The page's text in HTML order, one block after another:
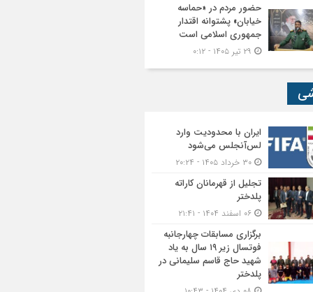
حضور مردم در «حماسه
خیابان» پشتوانه اقتدار
جمهوری اسلامی است
ایران با محدودیت وارد
لس‌آنجلس می‌شود
تجلیل از قهرمانان کاراته
پلدختر
برگزاری مسابقات چهارجانبه
فوتسال زیر ۱۹ سال به یاد
شهید حاج قاسم سلیمانی در
پلدختر